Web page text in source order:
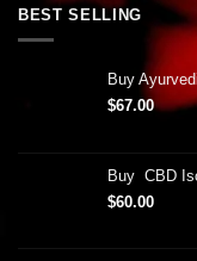
BEST SELLING
Buy
$67.00
Buy CBD
$60.00